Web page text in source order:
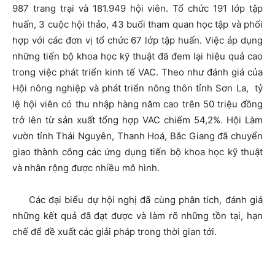
987 trang trại và 181.949 hội viên. Tổ chức 191 lớp tập
huấn, 3 cuộc hội thảo, 43 buổi tham quan học tập và phối
hợp với các đơn vị tổ chức 67 lớp tập huấn. Việc áp dụng
những tiến bộ khoa học kỹ thuật đã đem lại hiệu quả cao
trong việc phát triển kinh tế VAC. Theo như đánh giá của
Hội nông nghiệp và phát triển nông thôn tỉnh Sơn La, tỷ
lệ hội viên có thu nhập hàng năm cao trên 50 triệu đồng
trở lên từ sản xuất tổng hợp VAC chiếm 54,2%. Hội Làm
vườn tỉnh Thái Nguyên, Thanh Hoá, Bắc Giang đã chuyển
giao thành công các ứng dụng tiến bộ khoa học kỹ thuật
và nhân rộng được nhiều mô hình.
Các đại biểu dự hội nghị đã cùng phân tích, đánh giá
những kết quả đã đạt được và làm rõ những tồn tại, hạn
chế để đề xuất các giải pháp trong thời gian tới.